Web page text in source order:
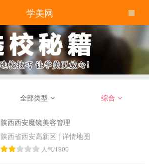
学美网
全部类型 综合
陕西西安魔镜美容管理
陕西省西安高新区 | 详情地图
人气/1900